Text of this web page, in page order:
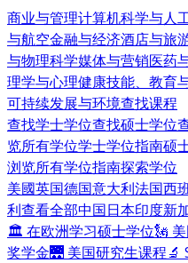
商业与管理计算机科学与人
与航空金融与经济酒店与旅
与物理科学媒体与营销医药
理学与心理健康技能、教育
可持续发展与环境查找课程
查找学士学位查找硕士学位
览所有学位学士学位指南硕
浏览所有学位指南探索学位
美國英国德国意大利法国西
利查看全部中国日本印度新
🏛 在欧洲学习硕士学位🗽
奖学金🌉 美国研究生课程🔬